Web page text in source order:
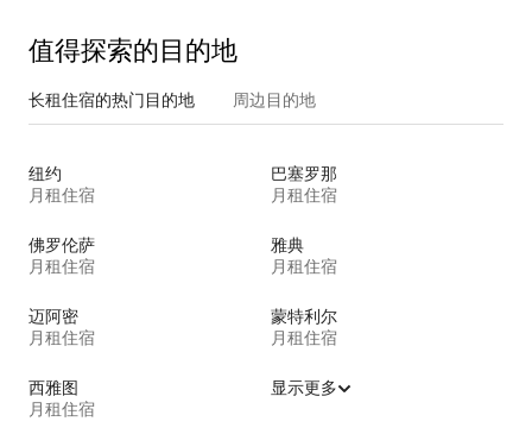
值得探索的目的地
长租住宿的热门目的地 周边目的地
纽约
月租住宿
巴塞罗那
月租住宿
佛罗伦萨
月租住宿
雅典
月租住宿
迈阿密
月租住宿
蒙特利尔
月租住宿
西雅图
月租住宿
显示更多